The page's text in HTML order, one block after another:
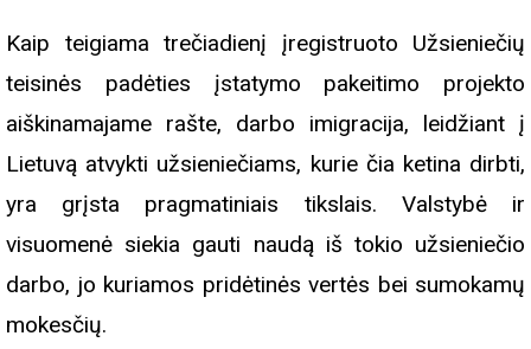
Kaip teigiama trečiadienį įregistruoto Užsieniečių
teisinės padėties įstatymo pakeitimo projekto
aiškinamajame rašte, darbo imigracija, leidžiant į
Lietuvą atvykti užsieniečiams, kurie čia ketina dirbti,
yra grįsta pragmatiniais tikslais. Valstybė ir
visuomenė siekia gauti naudą iš tokio užsieniečio
darbo, jo kuriamos pridėtinės vertės bei sumokamų
mokesčių.